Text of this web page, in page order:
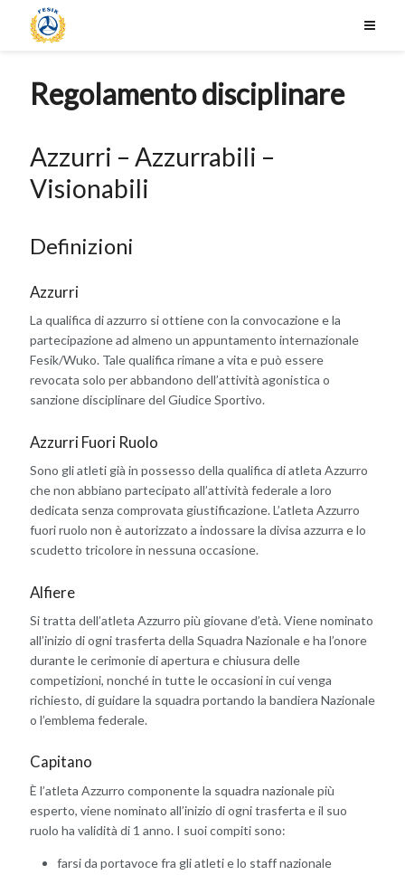
Regolamento disciplinare
Azzurri – Azzurrabili –
Visionabili
Definizioni
Azzurri
La qualifica di azzurro si ottiene con la convocazione e la
partecipazione ad almeno un appuntamento internazionale
Fesik/Wuko. Tale qualifica rimane a vita e può essere
revocata solo per abbandono dell’attività agonistica o
sanzione disciplinare del Giudice Sportivo.
Azzurri Fuori Ruolo
Sono gli atleti già in possesso della qualifica di atleta Azzurro
che non abbiano partecipato all’attività federale a loro
dedicata senza comprovata giustificazione. L’atleta Azzurro
fuori ruolo non è autorizzato a indossare la divisa azzurra e lo
scudetto tricolore in nessuna occasione.
Alfiere
Si tratta dell’atleta Azzurro più giovane d’età. Viene nominato
all’inizio di ogni trasferta della Squadra Nazionale e ha l’onore
durante le cerimonie di apertura e chiusura delle
competizioni, nonché in tutte le occasioni in cui venga
richiesto, di guidare la squadra portando la bandiera Nazionale
o l’emblema federale.
Capitano
È l’atleta Azzurro componente la squadra nazionale più
esperto, viene nominato all’inizio di ogni trasferta e il suo
ruolo ha validità di 1 anno. I suoi compiti sono:
farsi da portavoce fra gli atleti e lo staff nazionale